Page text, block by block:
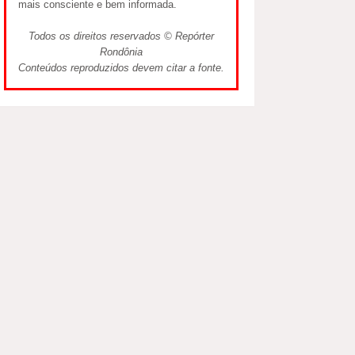
mais consciente e bem informada.
Todos os direitos reservados © Repórter
Rondônia
Conteúdos reproduzidos devem citar a fonte.